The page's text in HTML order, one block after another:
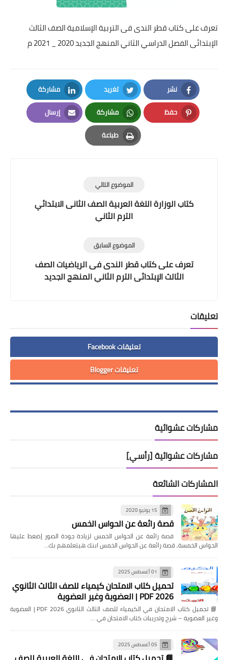
تعرف على كتاب قطر الندى فى التربية الإسلامية الصف الثالث
الإبتدائى الفصل الدراسي الثاني المنهج الجديد 2020 _ 2021 م
نشر
Facebook
تغريد
Twitter
مشاركة
LinkedIn
حفظ
Pinterest
مشاركة
Whatsapp
إرسال
Email
طباعة
Print
الموضوع التالي
كتاب الوزارة اللغة العربية الصف الثانى الابتدائي
الترم الثاني
الموضوع السابق
تعرف على كتاب قطر الندى فى الرياضيات الصف
الثالث الإبتدائى الترم الثاني المنهج الجديد
تعليقات
تعليقات Facebook
تعليقات Blogger
مشاركات عشوائية
مشاركات عشوائية [رأسي]
المشاركات الشائعة
15 يونيو 2020
قصة رائعة عن الحواس الخمس
قصة رائعة عن الحواس الخمس لزيادة جودة الصور إضغط عليها
الحواس الخمسة, قصة رائعة عن الحواس الخمس ابنك هيتعلمهم بك…
01 أغسطس 2025
تحميل كتاب الامتحان كيمياء للصف الثالث الثانوي
2026 PDF | العضوية وغير العضوية
📘 تحميل كتاب الامتحان في الكيمياء للصف الثالث الثانوي 2026 PDF | العضوية
وغير العضوية – شرح وتدريبات كتاب الامتحان في …
05 أغسطس 2025